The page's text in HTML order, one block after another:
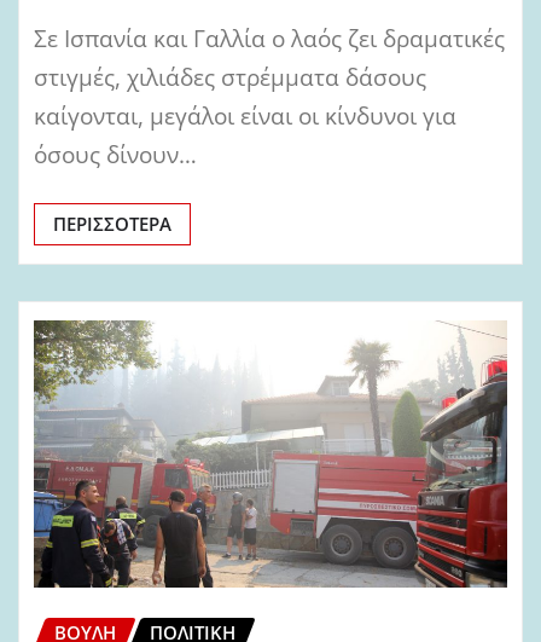
Σε Ισπανία και Γαλλία ο λαός ζει δραματικές
στιγμές, χιλιάδες στρέμματα δάσους
καίγονται, μεγάλοι είναι οι κίνδυνοι για
όσους δίνουν…
ΠΕΡΙΣΣΌΤΕΡΑ
ΒΟΥΛΉ ΠΟΛΙΤΙΚΉ